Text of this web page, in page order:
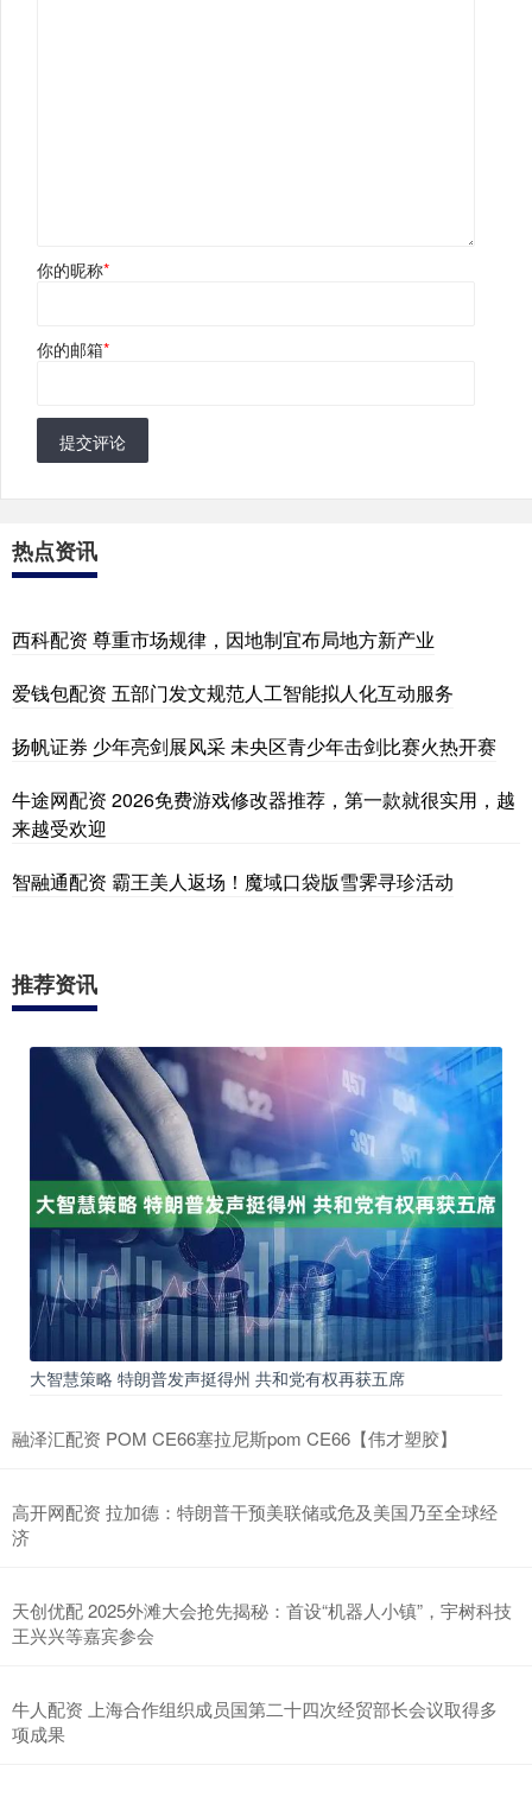
你的昵称*
你的邮箱*
提交评论
热点资讯
西科配资 尊重市场规律，因地制宜布局地方新产业
爱钱包配资 五部门发文规范人工智能拟人化互动服务
扬帆证券 少年亮剑展风采 未央区青少年击剑比赛火热开赛
牛途网配资 2026免费游戏修改器推荐，第一款就很实用，越
来越受欢迎
智融通配资 霸王美人返场！魔域口袋版雪霁寻珍活动
推荐资讯
大智慧策略 特朗普发声挺得州 共和党有权再获五席
融泽汇配资 POM CE66塞拉尼斯pom CE66【伟才塑胶】
高开网配资 拉加德：特朗普干预美联储或危及美国乃至全球经
济
天创优配 2025外滩大会抢先揭秘：首设“机器人小镇”，宇树科技
王兴兴等嘉宾参会
牛人配资 上海合作组织成员国第二十四次经贸部长会议取得多
项成果